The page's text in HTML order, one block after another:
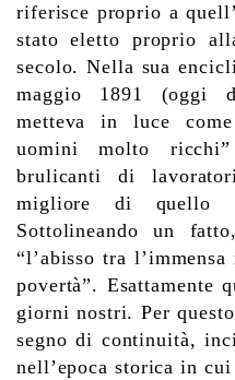
riferisce proprio a
stato eletto proprio
secolo. Nella sua
maggio 1891 (oggi
metteva in luce
uomini molto
brulicanti di
migliore di quello
Sottolineando un
“l’abisso tra
povertà”. Esattamente
giorni nostri. Per
segno di continuità,
nell’epoca storica in